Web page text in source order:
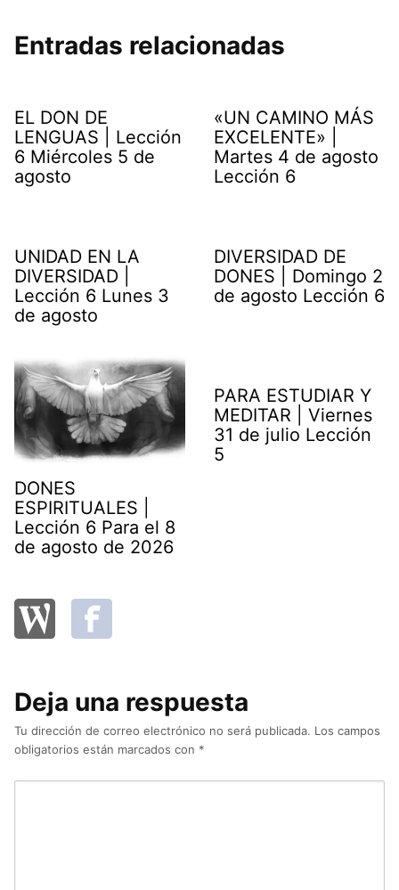
Entradas relacionadas
EL DON DE
LENGUAS | Lección
6 Miércoles 5 de
agosto
«UN CAMINO MÁS
EXCELENTE» |
Martes 4 de agosto
Lección 6
UNIDAD EN LA
DIVERSIDAD |
Lección 6 Lunes 3
de agosto
DIVERSIDAD DE
DONES | Domingo 2
de agosto Lección 6
DONES
ESPIRITUALES |
Lección 6 Para el 8
de agosto de 2026
PARA ESTUDIAR Y
MEDITAR | Viernes
31 de julio Lección
5
Deja una respuesta
Tu dirección de correo electrónico no será publicada. Los campos
obligatorios están marcados con *